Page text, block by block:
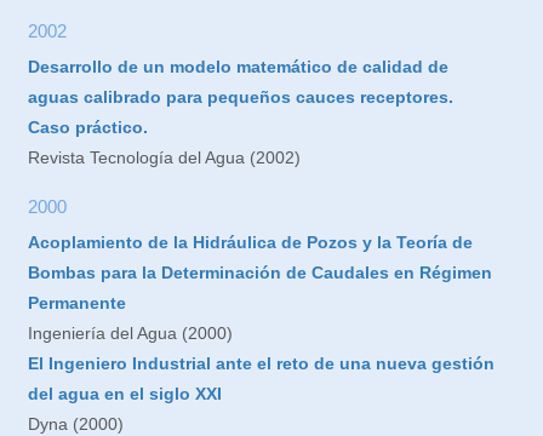
2002
Desarrollo de un modelo matemático de calidad de
aguas calibrado para pequeños cauces receptores.
Caso práctico.
Revista Tecnología del Agua (2002)
2000
Acoplamiento de la Hidráulica de Pozos y la Teoría de
Bombas para la Determinación de Caudales en Régimen
Permanente
Ingeniería del Agua (2000)
El Ingeniero Industrial ante el reto de una nueva gestión
del agua en el siglo XXI
Dyna (2000)